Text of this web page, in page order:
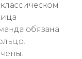
обязана